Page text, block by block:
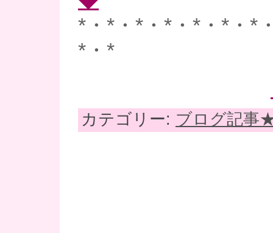
*・*・*・*・*・*・*
*・*
カテゴリー: ブログ記事